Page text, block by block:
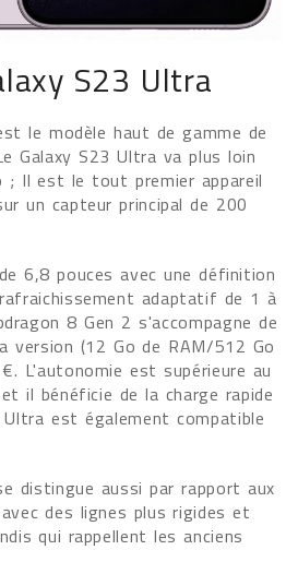
S23 Ultra
le modèle haut de gamme de
Galaxy S23 Ultra va plus loin
; Il est le tout premier appareil
un capteur principal de 200
6,8 pouces avec une définition
adaptatif de 1 à
8 Gen 2 s'accompagne de
version (12 Go de RAM/512 Go
L'autonomie est supérieure au
il bénéficie de la charge rapide
est également compatible
distingue aussi par rapport aux
des lignes plus rigides et
qui rappellent les anciens